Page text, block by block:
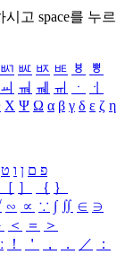
시고 space를 누르
ㅴ ㅵ ㅶ ㅷ ㅸ
ㅹ
ㆉ ㆊ ㆋ ㆌ ㆍ
ㆎ
Χ Ψ Ω α β γ δ ε ζ η
פ ם ן ו ט
［ ］ ｛ ｝
∽ ∝ ∵ ∫ ∬ ∈ ∋
＜ ＝
＞
ː ！ ＇ ， ． ／
：